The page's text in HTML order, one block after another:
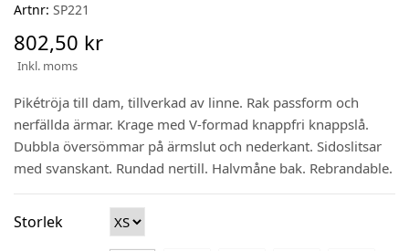
Artnr: SP221
802,50 kr
Inkl. moms
Pikétröja till dam, tillverkad av linne. Rak passform och
nerfällda ärmar. Krage med V-formad knappfri knappslå.
Dubbla översömmar på ärmslut och nederkant. Sidoslitsar
med svanskant. Rundad nertill. Halvmåne bak. Rebrandable.
Storlek